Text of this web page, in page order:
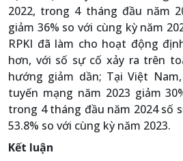
2022, trong 4 tháng đầu năm
giảm 36% so với cùng kỳ năm
RPKI đã làm cho hoạt động
hơn, với số sự cố xảy ra trên
hướng giảm dần; Tại Việt
tuyến mạng năm 2023 giảm
trong 4 tháng đầu năm 2024 số
53.8% so với cùng kỳ năm 2023.
Kết luận